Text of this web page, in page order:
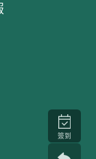
簽到